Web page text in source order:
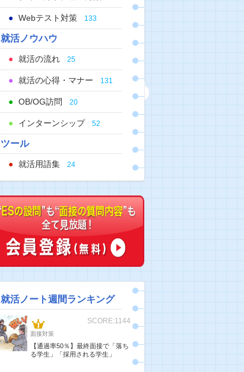
Webテスト対策 133
就活ノウハウ
就活の流れ 25
就活の心得・マナー 131
OB/OG訪問 20
インターンシップ 52
ツール
就活用語集 24
就活ノート週間ランキング
SCORE:1144
面接対策
【通過率50％】最終面接で「落ち
る学生」「採用される学生」